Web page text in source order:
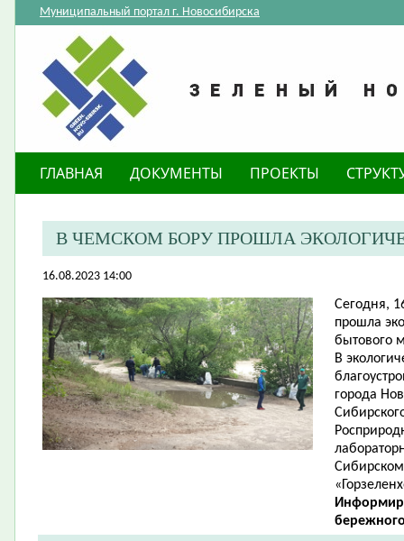
Муниципальный портал г. Новосибирска
ГЛАВНАЯ ДОКУМЕНТЫ ПРОЕКТЫ
В ЧЕМСКОМ БОРУ ПРОШЛА
16.08.2023 14:00
Сегодня,
прошла
бытового
В
города